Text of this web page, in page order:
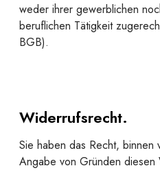
weder ihrer gewerblichen
beruflichen Tätigkeit
BGB).
Widerrufsrecht.
Sie haben das Recht, binnen
Angabe von Gründen diesen